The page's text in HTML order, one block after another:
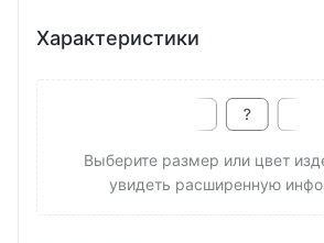
Характеристики
Выберите размер или цвет
увидеть расширенную